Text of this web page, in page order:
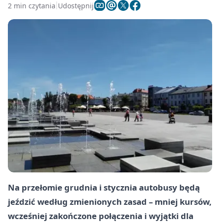
2 min czytania Udostępnij
Na przełomie grudnia i stycznia autobusy będą
jeździć według zmienionych zasad – mniej kursów,
wcześniej zakończone połączenia i wyjątki dla